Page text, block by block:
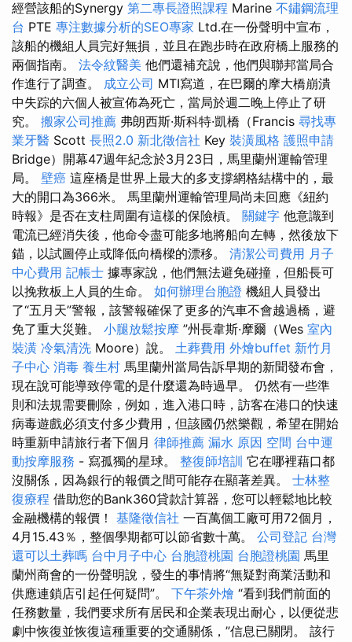
經營該船的Synergy 第二專長證照課程 Marine 不鏽鋼流理
台 PTE 專注數據分析的SEO專家 Ltd.在一份聲明中宣布，
該船的機組人員完好無損，並且在跑步時在政府橋上服務的
兩個指南。 法令紋醫美 他們還補充說，他們與聯邦當局合
作進行了調查。 成立公司 MTI寫道，在巴爾的摩大橋崩潰
中失踪的六個人被宣佈為死亡，當局於週二晚上停止了研
究。 搬家公司推薦 弗朗西斯·斯科特·凱橋（Francis 尋找專
業牙醫 Scott 長照2.0 新北徵信社 Key 裝潢風格 護照申請
Bridge）開幕47週年紀念於3月23日，馬里蘭州運輸管理
局。 壁癌 這座橋是世界上最大的多支撐網格結構中的，最
大的開口為366米。 馬里蘭州運輸管理局尚未回應《紐約
時報》是否在支柱周圍有這樣的保險槓。 關鍵字 他意識到
電流已經消失後，他命令盡可能多地將船向左轉，然後放下
錨，以試圖停止或降低向橋樑的漂移。 清潔公司費用 月子
中心費用 記帳士 據專家說，他們無法避免碰撞，但船長可
以挽救板上人員的生命。 如何辦理台胞證 機組人員發出
了“五月天”警報，該警報確保了更多的汽車不會越過橋，避
免了重大災難。 小腿放鬆按摩 ”州長韋斯·摩爾（Wes 室內
裝潢 冷氣清洗 Moore）說。 土葬費用 外燴buffet 新竹月
子中心 消毒 養生村 馬里蘭州當局告訴早期的新聞發布會，
現在說可能導致停電的是什麼還為時過早。 仍然有一些準
則和法規需要刪除，例如，進入港口時，訪客在港口的快速
病毒遊戲必須支付多少費用，但該國仍然樂觀，希望在開始
時重新申請旅行者下個月 律師推薦 漏水 原因 空間 台中運
動按摩服務 - 寫孤獨的星球。 整復師培訓 它在哪裡藉口都
沒關係，因為銀行的報價之間可能存在顯著差異。 士林整
復療程 借助您的Bank360貸款計算器，您可以輕鬆地比較
金融機構的報價！ 基隆徵信社 一百萬個工廠可用72個月，
4月15.43％，整個學期都可以節省數十萬。 公司登記 台灣
還可以土葬嗎 台中月子中心 台胞證桃園 台胞證桃園 馬里
蘭州商會的一份聲明說，發生的事情將“無疑對商業活動和
供應連鎖店引起任何疑問”。 下午茶外燴 “看到我們前面的
任務數量，我們要求所有居民和企業表現出耐心，以便從悲
劇中恢復並恢復這種重要的交通關係，”信息已關閉。 該行